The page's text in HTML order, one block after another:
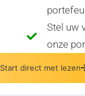
Stel uw
onze
Start direct met lezen